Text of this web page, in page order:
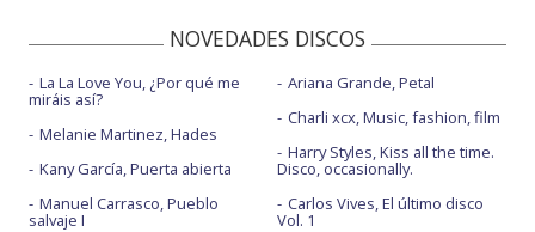
19.Muse: Nightshift superstar
20.Lori Meyers: Malafollá
NOVEDADES DISCOS
La La Love You, ¿Por qué me
miráis así?
Melanie Martinez, Hades
Kany García, Puerta abierta
Manuel Carrasco, Pueblo
salvaje I
Ariana Grande, Petal
Charli xcx, Music, fashion, film
Harry Styles, Kiss all the time.
Disco, occasionally.
Carlos Vives, El último disco
Vol. 1